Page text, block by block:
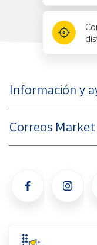
Información y
Correos Market